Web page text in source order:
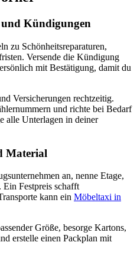
Kündigungen
zu Schönheitsreparaturen,
Versende die Kündigung
mit Bestätigung, damit du
Versicherungen rechtzeitig.
und richte bei Bedarf
alle Unterlagen in deiner
Material
an, nenne Etage,
Festpreis schafft
kann ein Möbeltaxi in
Größe, besorge Kartons,
erstelle einen Packplan mit